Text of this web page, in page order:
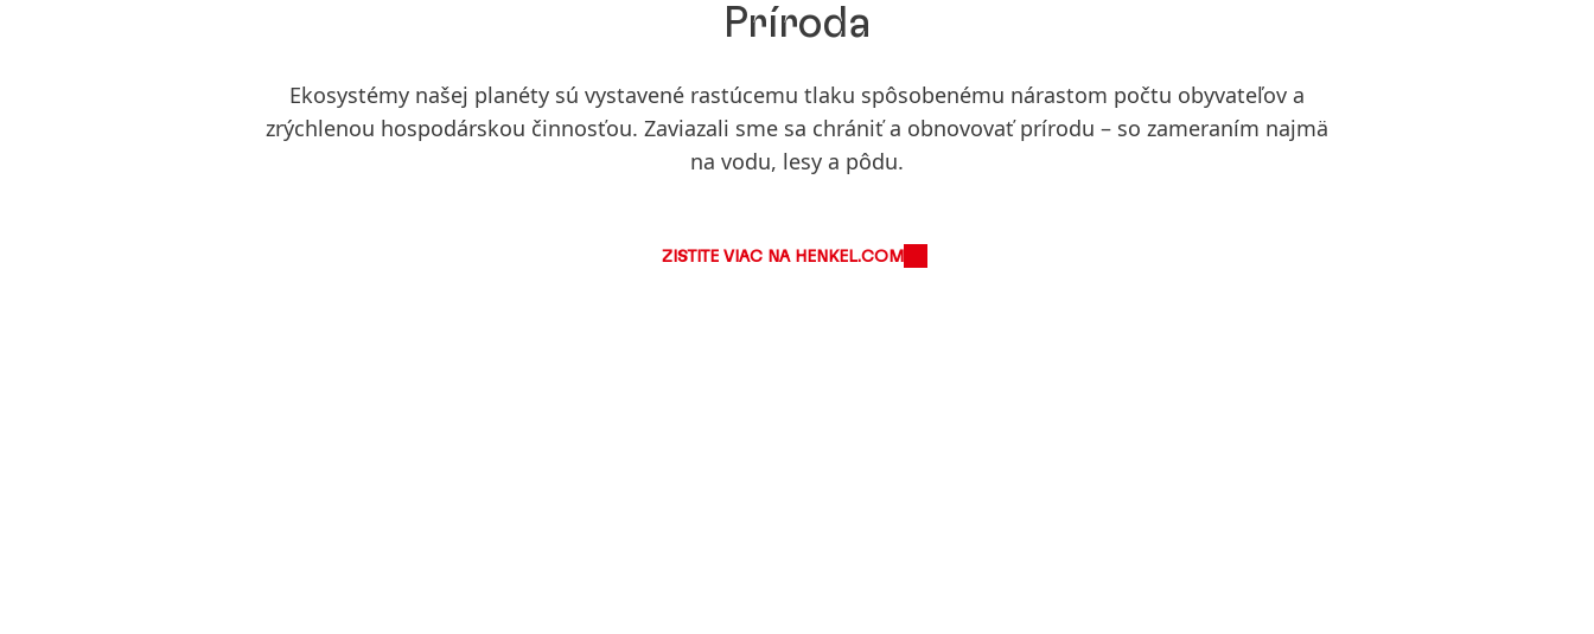
Príroda
Ekosystémy našej planéty sú vystavené rastúcemu tlaku spôsobenému nárastom počtu obyvateľov a
zrýchlenou hospodárskou činnosťou. Zaviazali sme sa chrániť a obnovovať prírodu – so zameraním najmä
na vodu, lesy a pôdu.
ZISTITE VIAC NA HENKEL.COM